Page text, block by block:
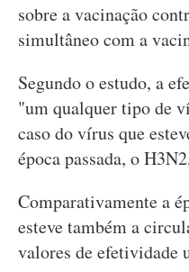
sobre a vacinação
simultâneo com a
Segundo o estudo, a
"um qualquer tipo de
caso do vírus que
época passada, o
Comparativamente a
esteve também a
valores de efetividade